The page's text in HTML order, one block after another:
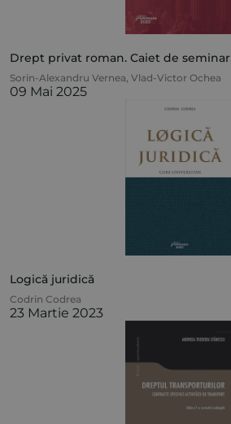
Drept privat roman. Caiet de seminar
Sorin-Alexandru Vernea, Vlad-Victor Ochea
09 Mai 2025
Logică juridică
Codrin Codrea
23 Martie 2023